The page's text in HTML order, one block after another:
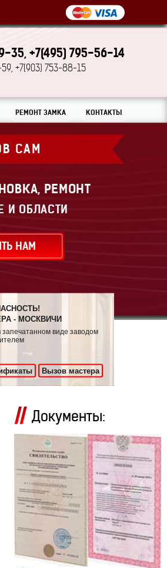
35, +7(495) 795-56-14
+7(903) 753-88-15
РЕМОНТ ЗАМКА КОНТАКТЫ
САМ
РЕМОНТ
И ОБЛАСТИ
НАМ
- МОСКВИЧИ
запечатанном виде заводом
Вызов мастера
Документы: